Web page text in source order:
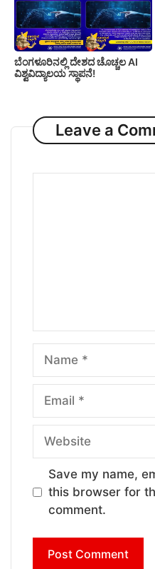
ಬೆಂಗಳೂರಿನಲ್ಲಿ ದೇಶದ ಚೊಚ್ಚಲ AI
ವಿಶ್ವವಿದ್ಯಾಲಯ ಸ್ಥಾಪನೆ!
Leave a
Name
Email
Website
Save my name,
this browser for
comment.